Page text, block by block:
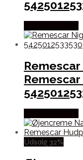
Udsalg 32%